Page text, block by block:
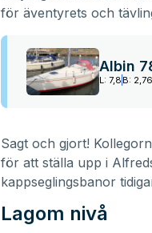
för äventyrets och
Albin
L: 7,8 B: 2,76
Sagt och gjort!
för att ställa upp i
kappseglingsbanor
Lagom nivå